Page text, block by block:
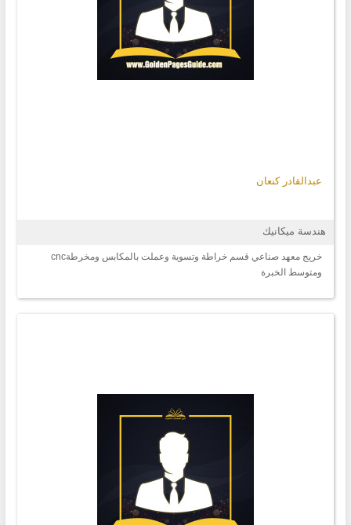
عبدالقادر كنعان
هندسة ميكانيك
خريج معهد صناعي قسم خراطة وتسوية وعملت بالمكابس ومخرطةcnc
ومتوسط الخبرة